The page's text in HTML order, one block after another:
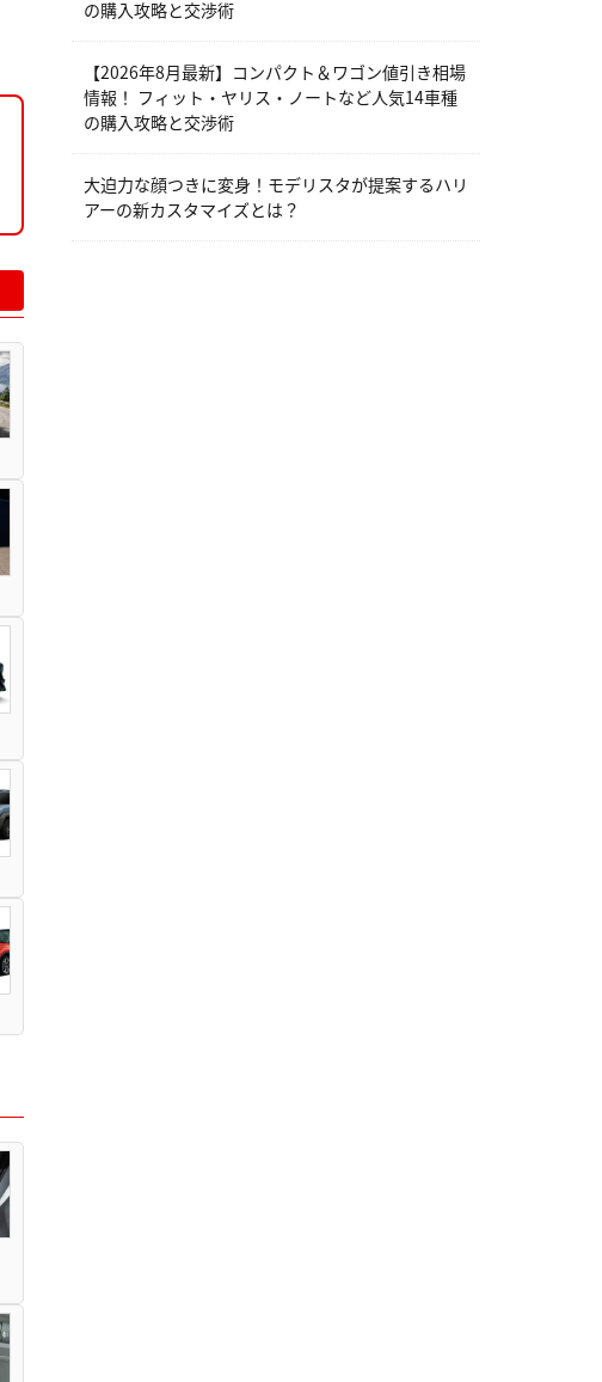
の購入攻略と交渉術
【2026年8月最新】コンパクト＆ワゴン値引き相場
情報！ フィット・ヤリス・ノートなど人気14車種
の購入攻略と交渉術
大迫力な顔つきに変身！モデリスタが提案するハリ
アーの新カスタマイズとは？